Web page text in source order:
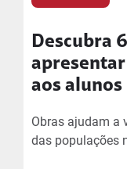
Descubra
aos alunos
Obras ajudam a
das populações